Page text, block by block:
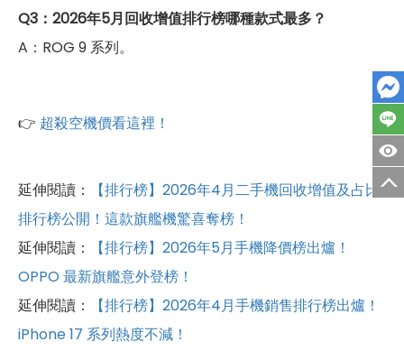
Q3 ：2026年5月回收增值排行榜哪種款式最多？
A：ROG 9 系列。
👉 超殺空機價看這裡！
延伸閱讀：
【排行榜】2026年4月二手機回收增值及占比
排行榜公開！這款旗艦機驚喜奪榜！
延伸閱讀：
【排行榜】2026年5月手機降價榜出爐！
OPPO 最新旗艦意外登榜！
延伸閱讀：
【排行榜】2026年4月手機銷售排行榜出爐！
iPhone 17 系列熱度不減！